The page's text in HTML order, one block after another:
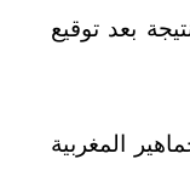
بعد توقيع
المغربية